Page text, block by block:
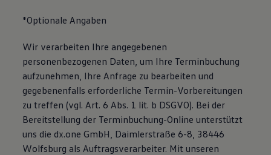
*Optionale Angaben
Wir verarbeiten Ihre angegebenen
personenbezogenen Daten, um Ihre Terminbuchung
aufzunehmen, Ihre Anfrage zu bearbeiten und
gegebenenfalls erforderliche Termin-Vorbereitungen
zu treffen (vgl. Art. 6 Abs. 1 lit. b DSGVO). Bei der
Bereitstellung der Terminbuchung-Online unterstützt
uns die dx.one GmbH, Daimlerstraße 6-8, 38446
Wolfsburg als Auftragsverarbeiter. Mit unseren